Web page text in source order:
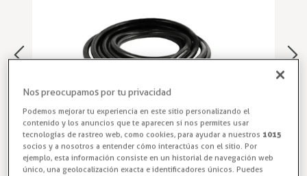
Nos preocupamos por tu privacidad
Podemos mejorar tu experiencia en este sitio personalizando el
contenido y los anuncios que te aparecen si nos permites usar
tecnologías de rastreo web, como cookies, para ayudar a nuestros 1015
socios y a nosotros a entender cómo interactúas con el sitio. Por
ejemplo, esta información consiste en un historial de navegación web
único, una geolocalización exacta e identificadores únicos. Puedes